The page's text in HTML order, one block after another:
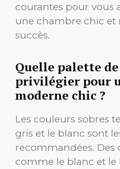
courantes pour vous
une chambre chic et
succès.
Quelle palette
privilégier pour
moderne chic ?
Les couleurs sobres
gris et le blanc sont
recommandées. Des
comme le blanc et le